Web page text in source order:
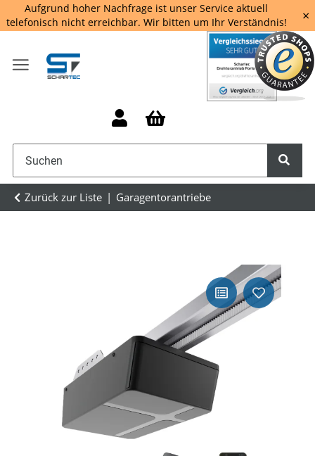
Aufgrund hoher Nachfrage ist unser Service aktuell
telefonisch nicht erreichbar. Wir bitten um Ihr Verständnis!
×
Zurück zur Liste Garagentorantriebe